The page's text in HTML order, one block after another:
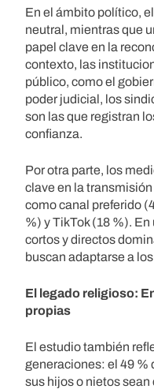
En el ámbito político,
neutral, mientras que
papel clave en la
contexto, las
público, como el
poder judicial, los
son las que registran
confianza.
Por otra parte, los
clave en la
como canal preferido
%) y TikTok (18 %).
cortos y directos
buscan adaptarse a
El legado religioso:
propias
El estudio también
generaciones: el 49 %
sus hijos o nietos